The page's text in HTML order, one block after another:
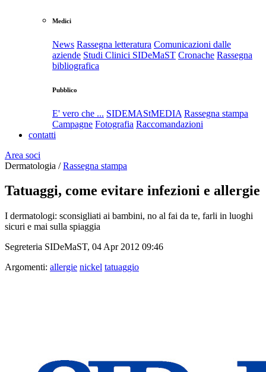
Medici
News Rassegna letteratura Comunicazioni dalle
aziende Studi Clinici SIDeMaST Cronache Rassegna
bibliografica
Pubblico
E' vero che ... SIDEMAStMEDIA Rassegna stampa
Campagne Fotografia Raccomandazioni
contatti
Area soci
Dermatologia /Rassegna stampa
Tatuaggi, come evitare infezioni e allergie
I dermatologi: sconsigliati ai bambini, no al fai da te, farli in luoghi
sicuri e mai sulla spiaggia
Segreteria SIDeMaST, 04 Apr 2012 09:46
Argomenti: allergie nickel tatuaggio